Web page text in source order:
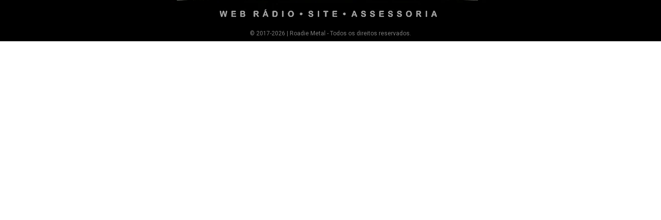
© 2017-2026 | Roadie Metal - Todos os direitos reservados.